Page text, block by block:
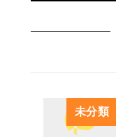
未分類